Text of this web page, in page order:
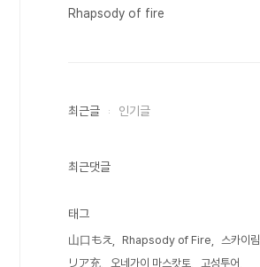
Rhapsody of fire
최근글 인기글
최근댓글
태그
山口もえ Rhapsody of Fire
스카이림
リア充
오네가이 마스캇토
고성투어